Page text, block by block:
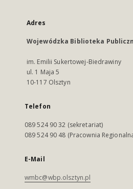
Adres
Wojewódzka Biblioteka
im. Emilii Sukertowej-Biedrawiny
ul. 1 Maja 5
10-117 Olsztyn
Telefon
089 524 90 32 (sekretariat)
089 524 90 48 (Pracownia
E-Mail
wmbc@wbp.olsztyn.pl